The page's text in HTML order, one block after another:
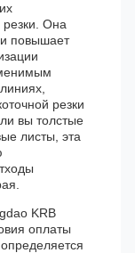
Она
и повышает
резки
вы толстые
листы, эта
KRB
оплаты